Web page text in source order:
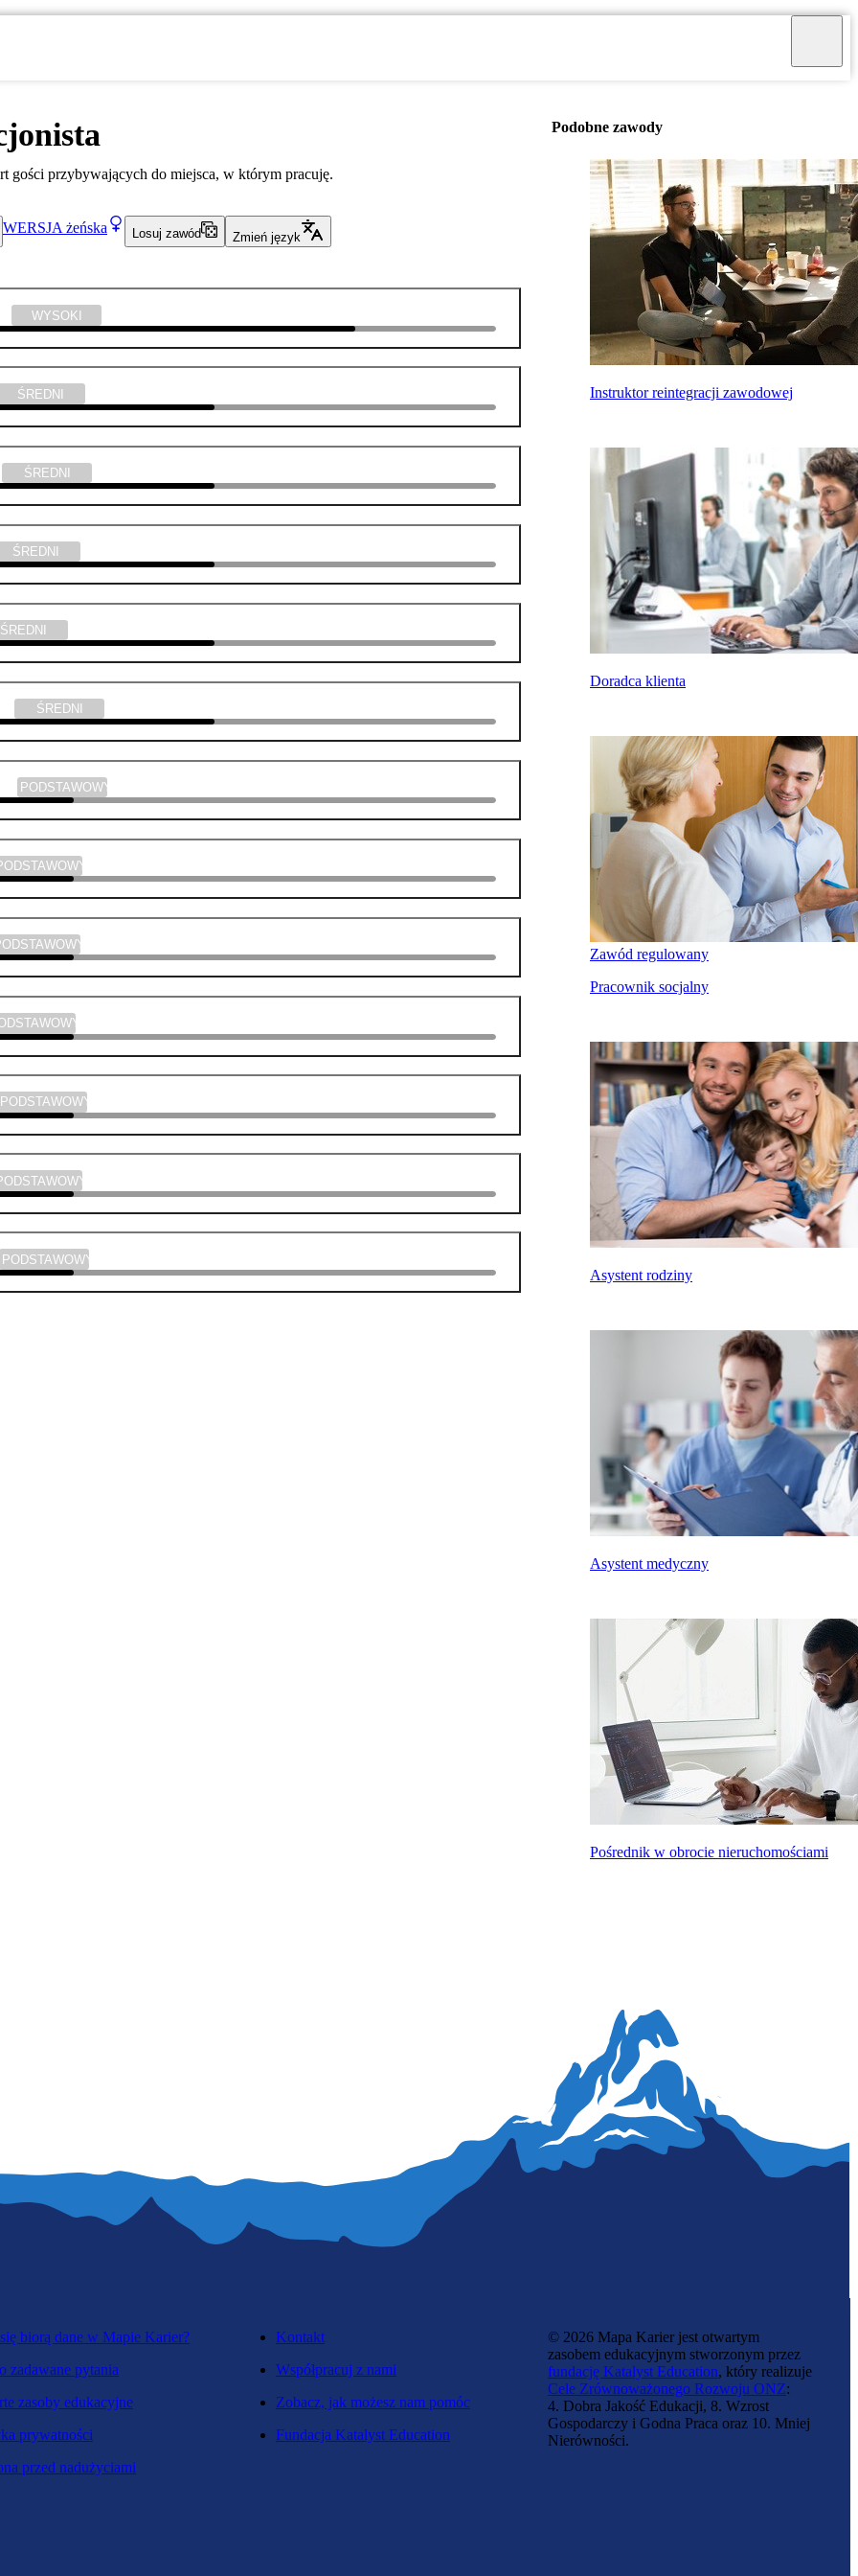
gości przybywających do miejsca, w którym pracuję.
WERSJA żeńska Losuj zawód Zmień język
WYSOKI
ŚREDNI
ŚREDNI
ŚREDNI
ŚREDNI
ŚREDNI
PODSTAWOWY
PODSTAWOWY
PODSTAWOWY
PODSTAWOWY
PODSTAWOWY
PODSTAWOWY
Podobne zawody
Instruktor reintegracji zawodowej
Doradca klienta
Zawód regulowany
Pracownik socjalny
Asystent rodziny
Asystent medyczny
Pośrednik w obrocie nieruchomościami
biorą dane w Mapie Karier?
zadawane pytania
zasoby edukacyjne
prywatności
przed nadużyciami
Kontakt
Współpracuj z nami
Zobacz, jak możesz nam pomóc
Fundacja Katalyst Education
© 2026 Mapa Karier jest otwartym
zasobem edukacyjnym stworzonym przez
fundację Katalyst Education, który realizuje
Cele Zrównoważonego Rozwoju ONZ:
4. Dobra Jakość Edukacji, 8. Wzrost
Gospodarczy i Godna Praca oraz 10. Mniej
Nierówności.